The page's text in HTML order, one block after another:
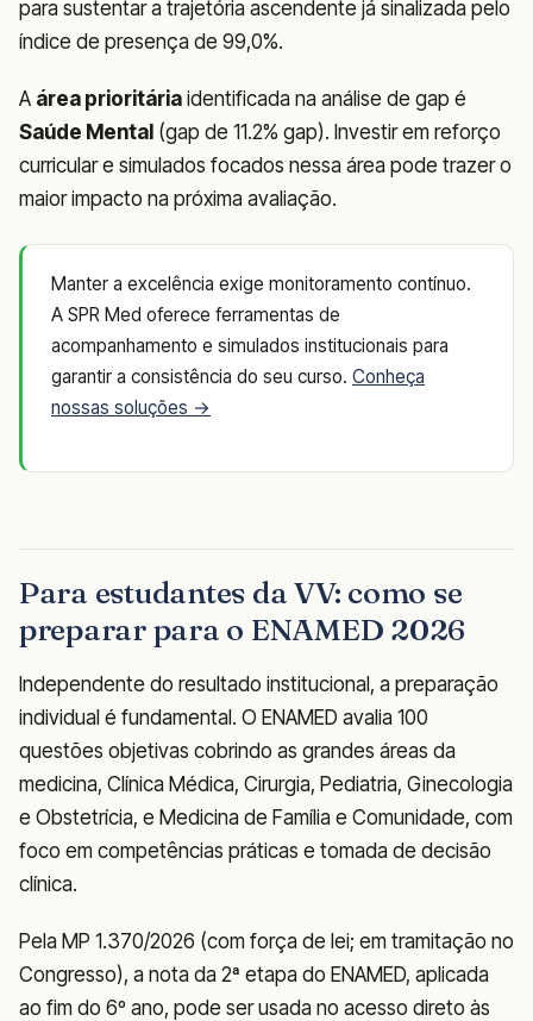
para sustentar a trajetória ascendente já sinalizada pelo
índice de presença de 99,0%.
A área prioritária identificada na análise de gap é
Saúde Mental (gap de 11.2% gap). Investir em reforço
curricular e simulados focados nessa área pode trazer o
maior impacto na próxima avaliação.
Manter a excelência exige monitoramento contínuo.
A SPR Med oferece ferramentas de
acompanhamento e simulados institucionais para
garantir a consistência do seu curso. Conheça
nossas soluções →
Para estudantes da VV: como se
preparar para o ENAMED 2026
Independente do resultado institucional, a preparação
individual é fundamental. O ENAMED avalia 100
questões objetivas cobrindo as grandes áreas da
medicina, Clínica Médica, Cirurgia, Pediatria, Ginecologia
e Obstetrícia, e Medicina de Família e Comunidade, com
foco em competências práticas e tomada de decisão
clínica.
Pela MP 1.370/2026 (com força de lei; em tramitação no
Congresso), a nota da 2ª etapa do ENAMED, aplicada
ao fim do 6º ano, pode ser usada no acesso direto às